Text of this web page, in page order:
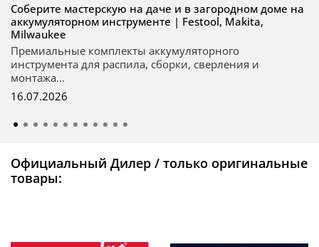
Соберите мастерскую на даче и в загородном доме на
аккумуляторном инструменте | Festool, Makita,
Milwaukee
Премиальные комплекты аккумуляторного
инструмента для распила, сборки, сверления и
монтажа...
16.07.2026
Официальный Дилер / только оригинальные
товары: